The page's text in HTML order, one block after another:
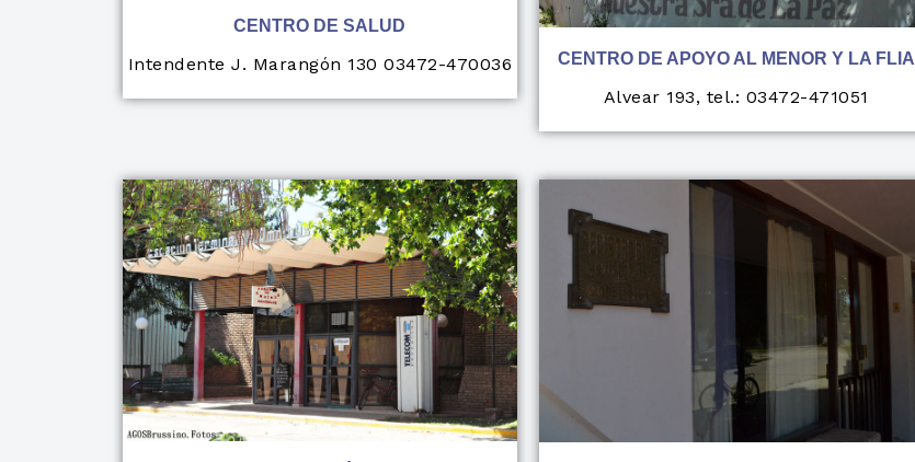
CENTRO DE SALUD
Intendente J. Marangón 130 03472-470036 CENTRO DE APOYO AL MENOR Y LA FLIA
Alvear 193, tel.: 03472-471051